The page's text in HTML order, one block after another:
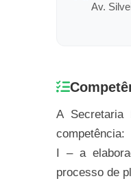
Av.
A Secretaria
competência:
I – a
processo de